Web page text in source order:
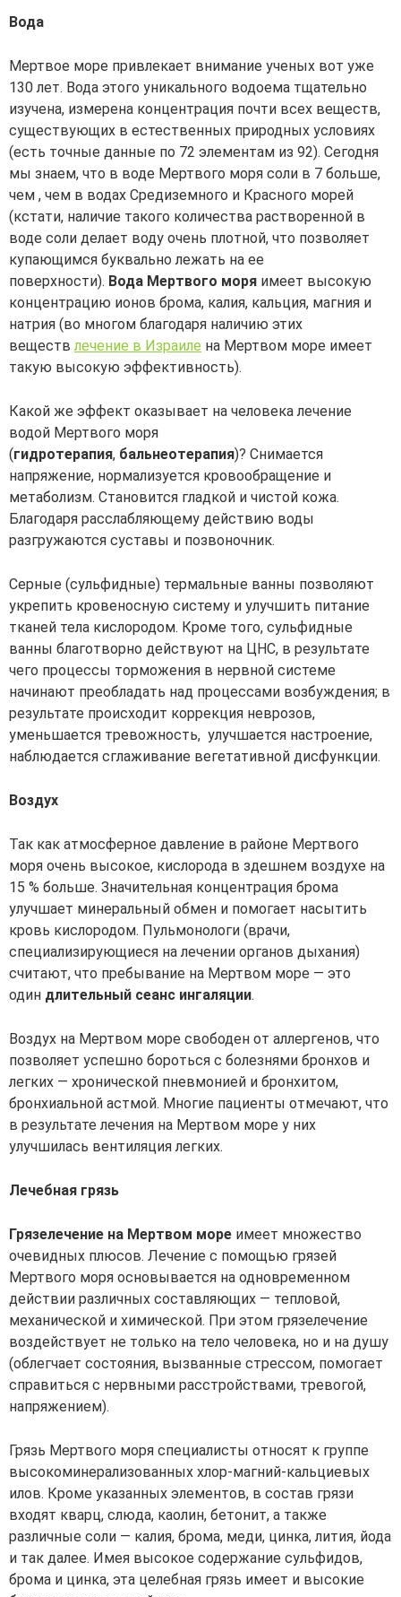
Вода
Мертвое море привлекает внимание ученых вот уже
130 лет. Вода этого уникального водоема тщательно
изучена, измерена концентрация почти всех веществ,
существующих в естественных природных условиях
(есть точные данные по 72 элементам из 92). Сегодня
мы знаем, что в воде Мертвого моря соли в 7 больше,
чем , чем в водах Средиземного и Красного морей
(кстати, наличие такого количества растворенной в
воде соли делает воду очень плотной, что позволяет
купающимся буквально лежать на ее
поверхности). Вода Мертвого моря имеет высокую
концентрацию ионов брома, калия, кальция, магния и
натрия (во многом благодаря наличию этих
веществ лечение в Израиле на Мертвом море имеет
такую высокую эффективность).
Какой же эффект оказывает на человека лечение
водой Мертвого моря
(гидротерапия, бальнеотерапия)? Снимается
напряжение, нормализуется кровообращение и
метаболизм. Становится гладкой и чистой кожа.
Благодаря расслабляющему действию воды
разгружаются суставы и позвоночник.
Серные (сульфидные) термальные ванны позволяют
укрепить кровеносную систему и улучшить питание
тканей тела кислородом. Кроме того, сульфидные
ванны благотворно действуют на ЦНС, в результате
чего процессы торможения в нервной системе
начинают преобладать над процессами возбуждения; в
результате происходит коррекция неврозов,
уменьшается тревожность, улучшается настроение,
наблюдается сглаживание вегетативной дисфункции.
Воздух
Так как атмосферное давление в районе Мертвого
моря очень высокое, кислорода в здешнем воздухе на
15 % больше. Значительная концентрация брома
улучшает минеральный обмен и помогает насытить
кровь кислородом. Пульмонологи (врачи,
специализирующиеся на лечении органов дыхания)
считают, что пребывание на Мертвом море — это
один длительный сеанс ингаляции.
Воздух на Мертвом море свободен от аллергенов, что
позволяет успешно бороться с болезнями бронхов и
легких — хронической пневмонией и бронхитом,
бронхиальной астмой. Многие пациенты отмечают, что
в результате лечения на Мертвом море у них
улучшилась вентиляция легких.
Лечебная грязь
Грязелечение на Мертвом море имеет множество
очевидных плюсов. Лечение с помощью грязей
Мертвого моря основывается на одновременном
действии различных составляющих — тепловой,
механической и химической. При этом грязелечение
воздействует не только на тело человека, но и на душу
(облегчает состояния, вызванные стрессом, помогает
справиться с нервными расстройствами, тревогой,
напряжением).
Грязь Мертвого моря специалисты относят к группе
высокоминерализованных хлор-магний-кальциевых
илов. Кроме указанных элементов, в состав грязи
входят кварц, слюда, каолин, бетонит, а также
различные соли — калия, брома, меди, цинка, лития, йода
и так далее. Имея высокое содержание сульфидов,
брома и цинка, эта целебная грязь имеет и высокие